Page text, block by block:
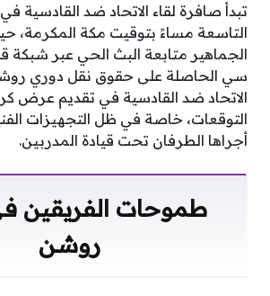
تبدأ صافرة لقاء الاتحاد ضد القادسية
التاسعة مساءً بتوقيت مكة المكرمة،
الجماهير متابعة البث الحي عبر
سي الحاصلة على حقوق نقل دوري
الاتحاد ضد القادسية في تقديم عرض
التوقعات، خاصة في ظل التجهيزات
أجراها الطرفان تحت قيادة المدربين.
طموحات الفريقين
روشن